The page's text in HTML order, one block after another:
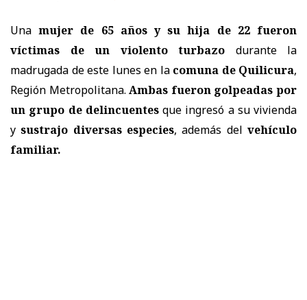
Unamujer de 65 años y su hija de 22 fueron
víctimas de un violento turbazo durante la
madrugada de este lunes en la comuna de Quilicura,
Región Metropolitana. Ambas fueron golpeadas por
un grupo de delincuentesque ingresó a su vivienda
ysustrajo diversas especies, además delvehículo
familiar.